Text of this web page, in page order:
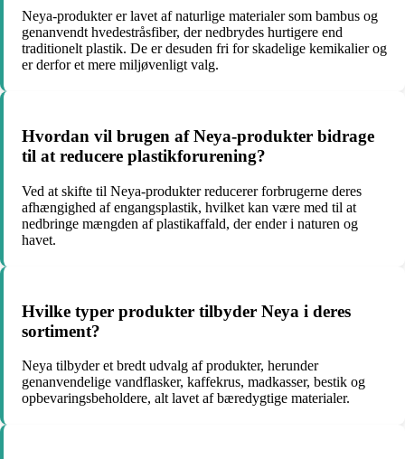
Neya-produkter er lavet af naturlige materialer som bambus og
genanvendt hvedestråsfiber, der nedbrydes hurtigere end
traditionelt plastik. De er desuden fri for skadelige kemikalier og
er derfor et mere miljøvenligt valg.
Hvordan vil brugen af Neya-produkter bidrage
til at reducere plastikforurening?
Ved at skifte til Neya-produkter reducerer forbrugerne deres
afhængighed af engangsplastik, hvilket kan være med til at
nedbringe mængden af plastikaffald, der ender i naturen og
havet.
Hvilke typer produkter tilbyder Neya i deres
sortiment?
Neya tilbyder et bredt udvalg af produkter, herunder
genanvendelige vandflasker, kaffekrus, madkasser, bestik og
opbevaringsbeholdere, alt lavet af bæredygtige materialer.